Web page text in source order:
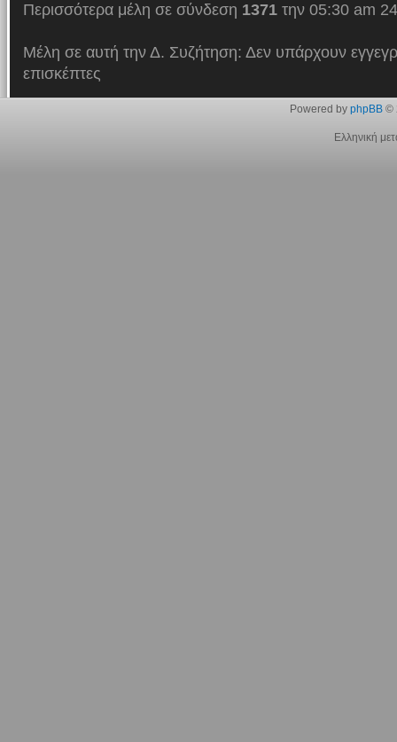
Περισσότερα μέλη σε σύνδεση 1371την 05:30 am
Μέλη σε αυτή την Δ. Συζήτηση: Δεν υπάρχουν
επισκέπτες
Powered by phpBB©
Ελληνική